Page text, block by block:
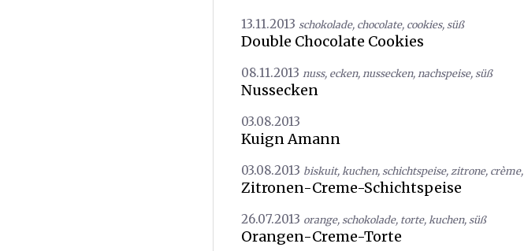
13.11.2013 schokolade, chocolate, cookies, süß
Double Chocolate Cookies
08.11.2013 nuss, ecken, nussecken, nachspeise, süß
Nussecken
03.08.2013
Kuign Amann
03.08.2013 biskuit, kuchen, schichtspeise, zitrone, crème,
Zitronen-Creme-Schichtspeise
26.07.2013 orange, schokolade, torte, kuchen, süß
Orangen-Creme-Torte